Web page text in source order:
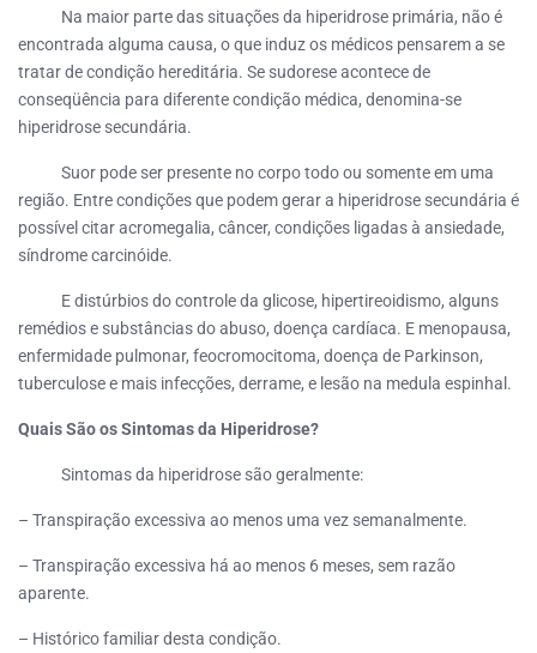
Na maior parte das situações da hiperidrose primária, não é
encontrada alguma causa, o que induz os médicos pensarem a se
tratar de condição hereditária. Se sudorese acontece de
conseqüência para diferente condição médica, denomina-se
hiperidrose secundária.
Suor pode ser presente no corpo todo ou somente em uma
região. Entre condições que podem gerar a hiperidrose secundária é
possível citar acromegalia, câncer, condições ligadas à ansiedade,
síndrome carcinóide.
E distúrbios do controle da glicose, hipertireoidismo, alguns
remédios e substâncias do abuso, doença cardíaca. E menopausa,
enfermidade pulmonar, feocromocitoma, doença de Parkinson,
tuberculose e mais infecções, derrame, e lesão na medula espinhal.
Quais São os Sintomas da Hiperidrose?
Sintomas da hiperidrose são geralmente:
– Transpiração excessiva ao menos uma vez semanalmente.
– Transpiração excessiva há ao menos 6 meses, sem razão
aparente.
– Histórico familiar desta condição.